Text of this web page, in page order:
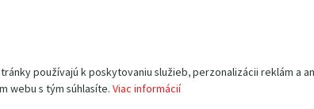
používajú k poskytovaniu služieb, perzonalizácii reklám a
webu s tým súhlasíte. Viac informácií